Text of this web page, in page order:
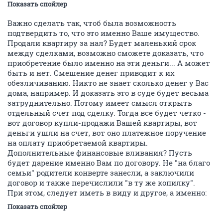
Показать спойлер
Важно сделать так, чтоб была возможность
подтвердить то, что это именно Ваше имущество.
Продали квартиру за нал? Будет маленький срок
между сделками, возможно сможете доказать, что
приобретение было именно на эти деньги... А может
быть и нет. Смешение денег приводит к их
обезличиванию. Никто не знает сколько денег у Вас
дома, например. И доказать это в суде будет весьма
затруднительно. Потому имеет смысл открыть
отдельный счет под сделку. Тогда все будет четко -
вот договор купли-продажи Вашей квартиры, вот
деньги ушли на счет, вот оно платежное поручение
на оплату приобретаемой квартиры.
Дополнительные финансовые вливания? Пусть
будет дарение именно Вам по договору. Не "на благо
семьи" родители конверте занесли, а заключили
договор и также перечислили "в ту же копилку".
При этом, следует иметь в виду и другое, а именно:
Показать спойлер